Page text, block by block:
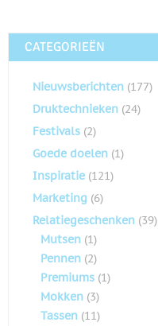
CATEGORIEËN
Nieuwsberichten (177)
Druktechnieken (24)
Festivals (2)
Goede doelen (1)
Inspiratie (121)
Marketing (6)
Relatiegeschenken (39)
Mutsen (1)
Pennen (2)
Premiums (1)
Mokken (3)
Tassen (11)